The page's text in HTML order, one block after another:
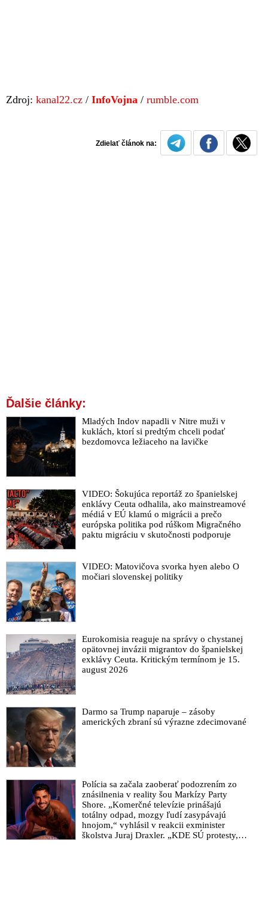
Zdroj: kanal22.cz / InfoVojna / rumble.com
Zdielať článok na:
Ďalšie články:
Mladých Indov napadli v Nitre muži v
kuklách, ktorí si predtým chceli podať
bezdomovca ležiaceho na lavičke
VIDEO: Šokujúca reportáž zo španielskej
enklávy Ceuta odhalila, ako mainstreamové
médiá v EÚ klamú o migrácii a prečo
európska politika pod rúškom Migračného
paktu migráciu v skutočnosti podporuje
VIDEO: Matovičova svorka hyen alebo O
močiari slovenskej politiky
Eurokomisia reaguje na správy o chystanej
opätovnej invázii migrantov do španielskej
exklávy Ceuta. Kritickým termínom je 15.
august 2026
Darmo sa Trump naparuje – zásoby
amerických zbraní sú výrazne zdecimované
Polícia sa začala zaoberať podozrením zo
znásilnenia v reality šou Markízy Party
Shore. „Komerčné televízie prinášajú
totálny odpad, mozgy ľudí zasypávajú
hnojom,“ vyhlásil v reakcii exminister
školstva Juraj Draxler. „KDE SÚ protesty,